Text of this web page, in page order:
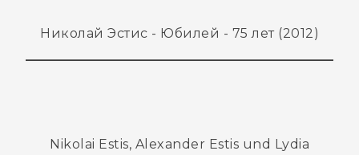
Николай Эстис - Юбилей - 75 лет (2012)
Nikolai Estis, Alexander Estis und Lydia